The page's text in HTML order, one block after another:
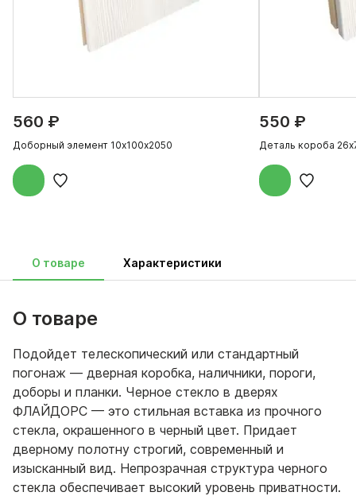
560 ₽
Доборный элемент 10х100х2050
550 ₽
Деталь короба
О товаре Характеристики
О товаре
Подойдет телескопический или стандартный
погонаж — дверная коробка, наличники, пороги,
доборы и планки. Черное стекло в дверях
ФЛАЙДОРС — это стильная вставка из прочного
стекла, окрашенного в черный цвет. Придает
дверному полотну строгий, современный и
изысканный вид. Непрозрачная структура черного
стекла обеспечивает высокий уровень приватности.